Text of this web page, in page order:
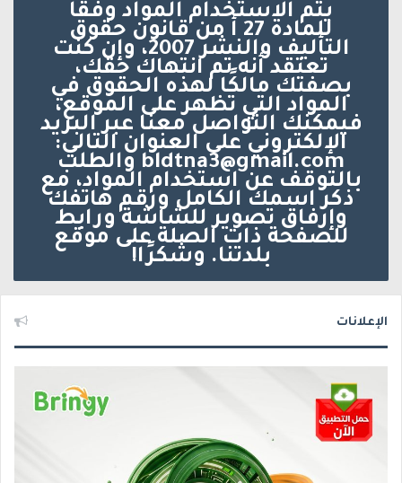
يتم الاستخدام المواد وفقًا
للمادة 27 أ من قانون حقوق
التأليف والنشر 2007، وإن كنت
تعتقد أنه تم انتهاك حقك،
بصفتك مالكًا لهذه الحقوق في
المواد التي تظهر على الموقع،
فيمكنك التواصل معنا عبر البريد
الإلكتروني على العنوان التالي:
bldtna3@gmail.com والطلب
بالتوقف عن استخدام المواد، مع
ذكر اسمك الكامل ورقم هاتفك
وإرفاق تصوير للشاشة ورابط
للصفحة ذات الصلة على موقع
بلدتنا. وشكرًا!
الإعلانات